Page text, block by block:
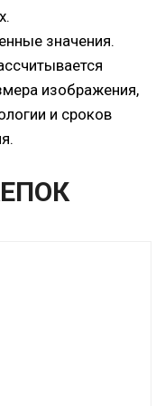
значения.
изображения,
и сроков